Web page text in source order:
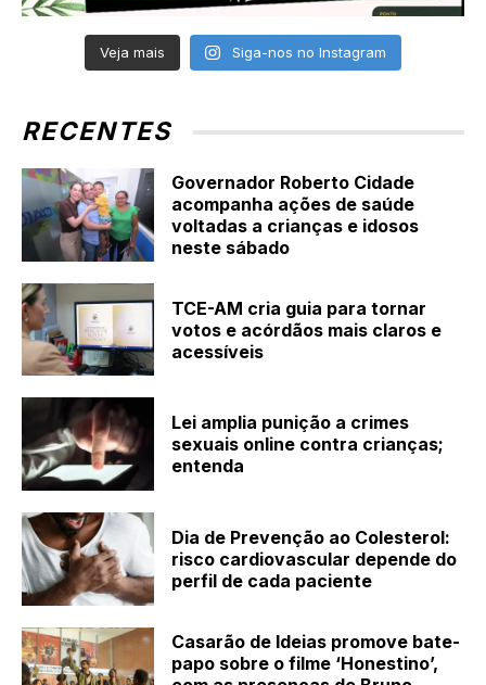
Veja mais Siga-nos no Instagram
RECENTES
Governador Roberto Cidade
acompanha ações de saúde
voltadas a crianças e idosos
neste sábado
TCE-AM cria guia para tornar
votos e acórdãos mais claros e
acessíveis
Lei amplia punição a crimes
sexuais online contra crianças;
entenda
Dia de Prevenção ao Colesterol:
risco cardiovascular depende do
perfil de cada paciente
Casarão de Ideias promove bate-
papo sobre o filme ‘Honestino’,